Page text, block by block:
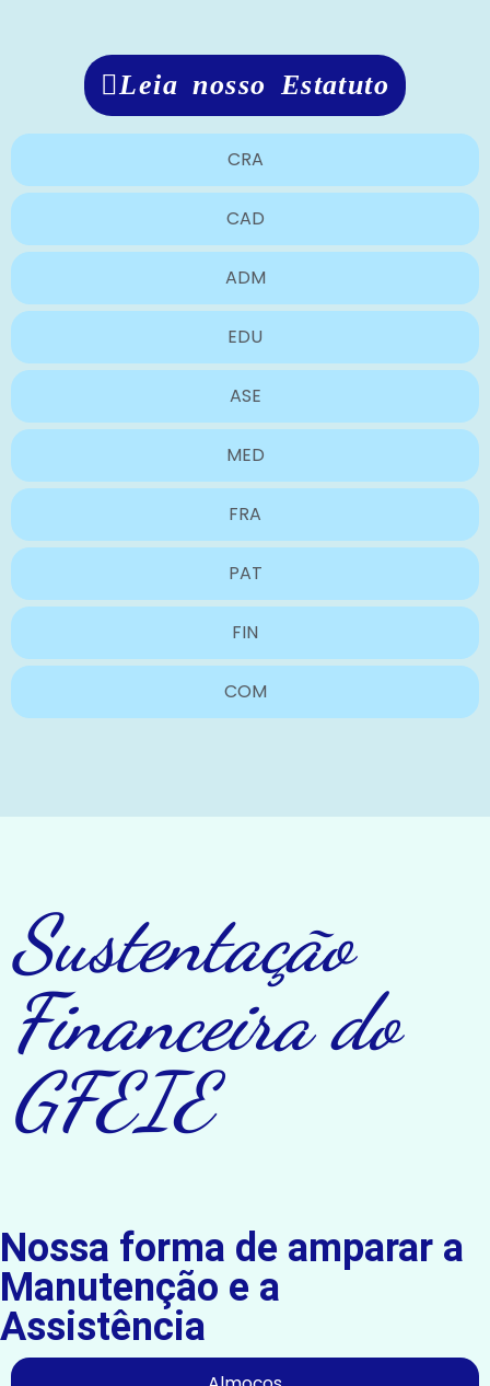
CRA
CAD
ADM
EDU
ASE
MED
FRA
PAT
FIN
COM
Leia nosso Estatuto
Sustentação
Financeira do
GFEIE
Nossa forma de amparar a
Manutenção e a
Assistência